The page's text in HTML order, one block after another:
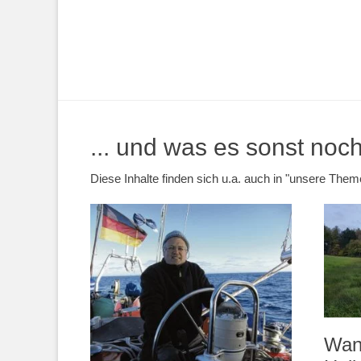
... und was es sonst
Diese Inhalte finden sich u.a. auch in "unsere